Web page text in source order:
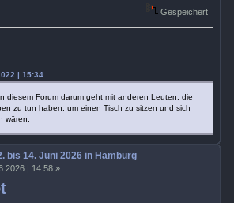
Gespeichert
| 15:34
diesem Forum darum geht mit anderen Leuten, die
zu tun haben, um einen Tisch zu sitzen und sich
wären.
bis 14. Juni 2026 in Hamburg
| 14:58 »